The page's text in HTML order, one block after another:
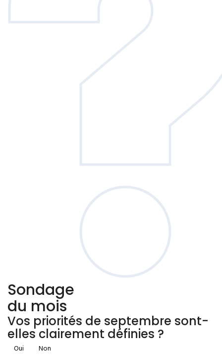
Sondage
du mois
Vos priorités de septembre sont-
elles clairement définies ?
Oui Non